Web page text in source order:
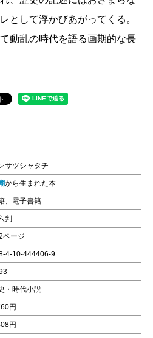
として浮かびあがってくる。
動乱の時代を語る画期的な長
サツシャタチ
から生まれた本
、電子書籍
判
ページ
4-10-444406-9
・時代小説
円
円